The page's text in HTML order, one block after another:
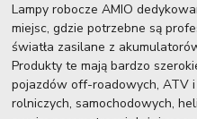
Lampy robocze AMIO
miejsc, gdzie potrzebne są
światła zasilane z
Produkty te mają bardzo
pojazdów off-roadowych, ATV
rolniczych, samochodowych,